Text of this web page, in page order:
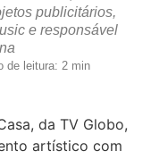
publicitários,
e responsável
de leitura: 2 min